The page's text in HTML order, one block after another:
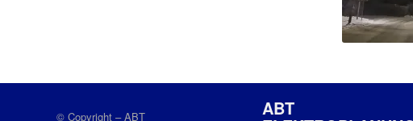
© Copyright – ABT ABT